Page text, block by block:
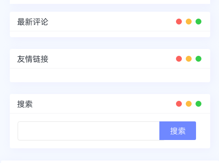
最新评论
友情链接
搜索